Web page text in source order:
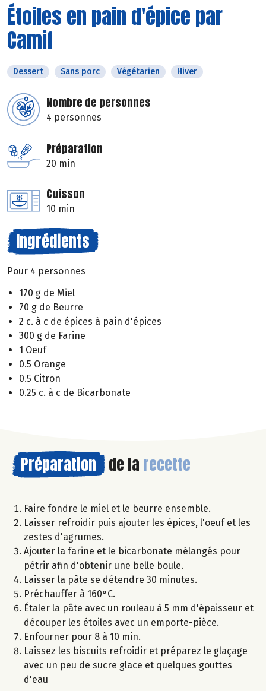
Étoiles en pain d'épice par
Camif
Dessert Sans porc Végétarien Hiver
Nombre de personnes
4 personnes
Préparation
20 min
Cuisson
10 min
Ingrédients
Pour 4 personnes
170 g de Miel
70 g de Beurre
2 c. à c de épices à pain d'épices
300 g de Farine
1 Oeuf
0.5 Orange
0.5 Citron
0.25 c. à c de Bicarbonate
Préparation de la recette
Faire fondre le miel et le beurre ensemble.
Laisser refroidir puis ajouter les épices, l'oeuf et les
zestes d'agrumes.
Ajouter la farine et le bicarbonate mélangés pour
pétrir afin d'obtenir une belle boule.
Laisser la pâte se détendre 30 minutes.
Préchauffer à 160°C.
Étaler la pâte avec un rouleau à 5 mm d'épaisseur et
découper les étoiles avec un emporte-pièce.
Enfourner pour 8 à 10 min.
Laissez les biscuits refroidir et préparez le glaçage
avec un peu de sucre glace et quelques gouttes
d'eau